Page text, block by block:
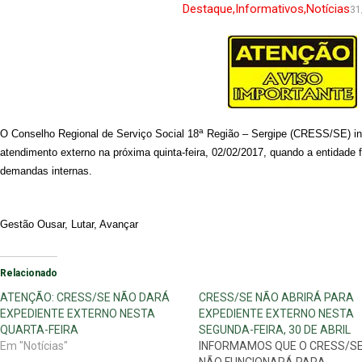
Destaque,Informativos,Notícias
O Conselho Regional de Serviço Social 18a
Região – Sergipe (CRESS/SE)
atendimento externo na próxima quinta-feira, 02/02/2017, quando a entidade
demandas internas.
Gestão Ousar, Lutar, Avançar
Relacionado
ATENÇÃO: CRESS/SE NÃO DARÁ
EXPEDIENTE EXTERNO NESTA
QUARTA-FEIRA
Em "Notícias"
CRESS/SE NÃO ABRIRÁ PARA
EXPEDIENTE EXTERNO NESTA
SEGUNDA-FEIRA, 30 DE ABRIL
INFORMAMOS QUE O CRESS/SE